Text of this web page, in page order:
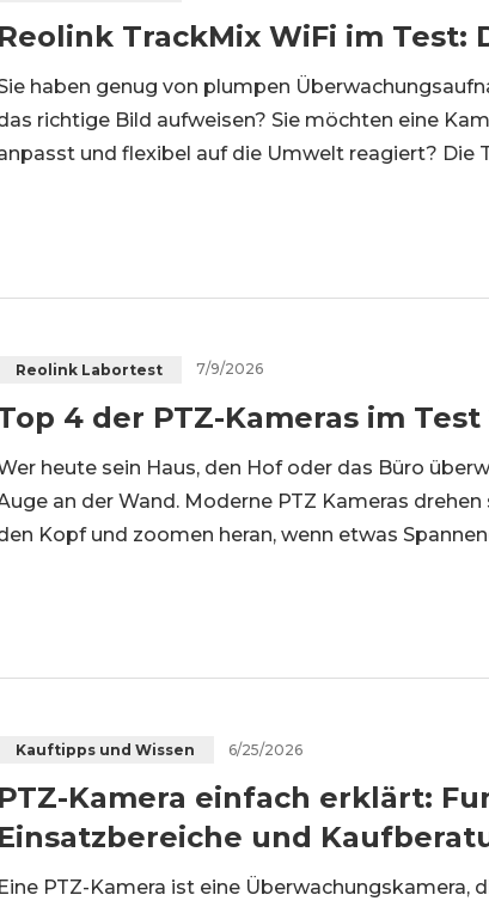
Reolink TrackMix WiFi im Test:
haben genug von plumpen
richtige Bild aufweisen? Sie möchten eine
und flexibel auf die Umwelt reagiert? Die
Reolink Labortest 7/9/2026
4 der PTZ-Kameras im
heute sein Haus, den Hof oder das Büro
an der Wand. Moderne PTZ Kameras
Kopf und zoomen heran, wenn etwas
Kauftipps und Wissen 6/25/2026
PTZ-Kamera einfach erklärt:
Einsatzbereiche und
Eine PTZ-Kamera ist eine Überwachungskamera,